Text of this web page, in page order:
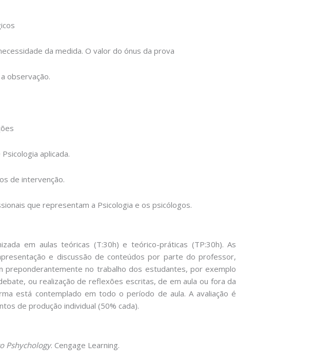
da medida. O valor do ónus da prova
observação.
aplicada.
de intervenção.
que representam a Psicologia e os psicólogos.
em aulas teóricas (T:30h) e teórico-práticas (TP:30h). As
e discussão de conteúdos por parte do professor,
preponderantemente no trabalho dos estudantes, por exemplo
ou realização de reflexões escritas, de em aula ou fora da
está contemplado em todo o período de aula. A avaliação é
de produção individual (50% cada).
Pshychology. Cengage Learning.